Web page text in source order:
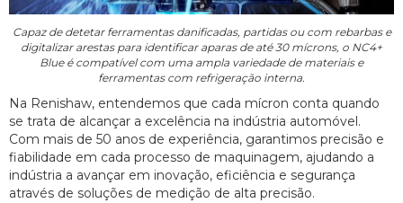
Capaz de detetar ferramentas danificadas, partidas ou com rebarbas e
digitalizar arestas para identificar aparas de até 30 mícrons, o NC4+
Blue é compatível com uma ampla variedade de materiais e
ferramentas com refrigeração interna.
Na Renishaw, entendemos que cada mícron conta quando
se trata de alcançar a excelência na indústria automóvel.
Com mais de 50 anos de experiência, garantimos precisão e
fiabilidade em cada processo de maquinagem, ajudando a
indústria a avançar em inovação, eficiência e segurança
através de soluções de medição de alta precisão.